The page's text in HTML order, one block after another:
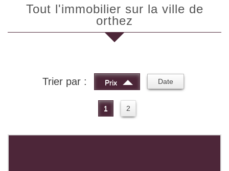
Tout l'immobilier sur la ville de
orthez
Trier par : Prix Date
1 2